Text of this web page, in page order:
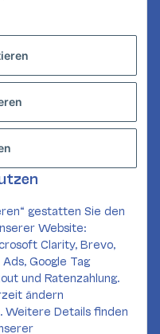
zu Ihrem
gestatten Sie den
Website:
Clarity, Brevo,
Google Tag
und Ratenzahlung.
ändern
Weitere Details finden